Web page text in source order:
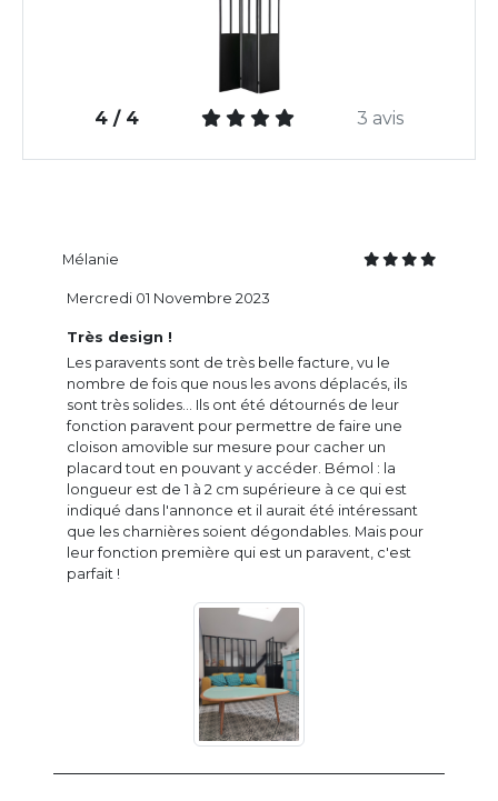
4 / 4 3 avis
Mélanie
Très design !
Les paravents sont de très belle facture, vu le
nombre de fois que nous les avons déplacés, ils
sont très solides... Ils ont été détournés de leur
fonction paravent pour permettre de faire une
cloison amovible sur mesure pour cacher un
placard tout en pouvant y accéder. Bémol : la
longueur est de 1 à 2 cm supérieure à ce qui est
indiqué dans l'annonce et il aurait été intéressant
que les charnières soient dégondables. Mais pour
leur fonction première qui est un paravent, c'est
parfait !
Mercredi 01 Novembre 2023